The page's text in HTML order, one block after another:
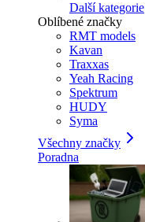
Další kategorie
Oblíbené značky
RMT models
Kavan
Traxxas
Yeah Racing
Spektrum
HUDY
Syma
Všechny značky
Poradna